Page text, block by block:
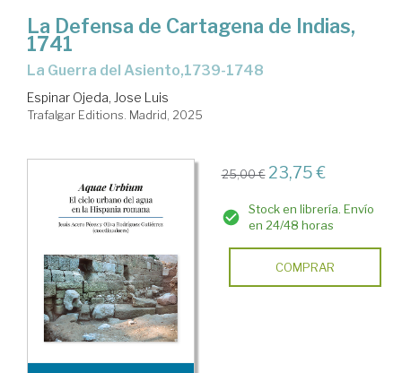
La Defensa de Cartagena de Indias,
1741
La Guerra del Asiento,1739-1748
Espinar Ojeda, Jose Luis
Trafalgar Editions. Madrid, 2025
25,00 € 23,75 €
Stock en librería. Envío
en 24/48 horas
COMPRAR